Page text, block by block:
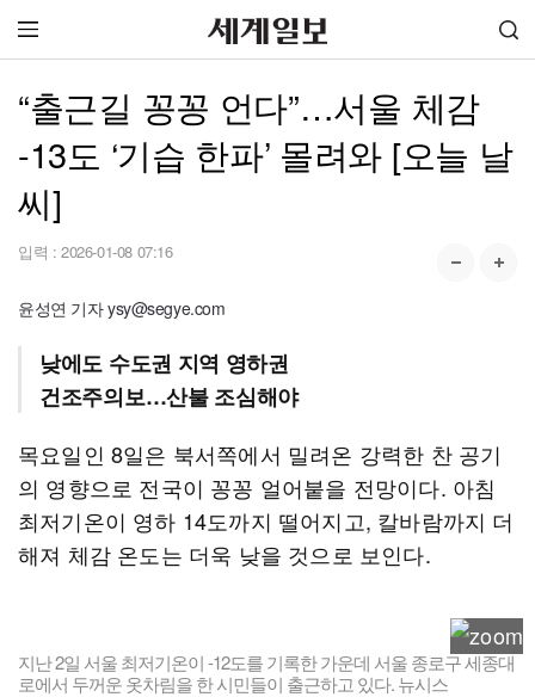
“출근길 꽁꽁 언다”…서울 체감
-13도 ‘기습 한파’ 몰려와 [오늘 날
씨]
입력 : 2026-01-08 07:16
윤성연 기자 ysy@segye.com
낮에도 수도권 지역 영하권
건조주의보…산불 조심해야
목요일인 8일은 북서쪽에서 밀려온 강력한 찬 공기
의 영향으로 전국이 꽁꽁 얼어붙을 전망이다. 아침
최저기온이 영하 14도까지 떨어지고, 칼바람까지 더
해져 체감 온도는 더욱 낮을 것으로 보인다.
지난 2일 서울 최저기온이 -12도를 기록한 가운데 서울 종로구 세종대
로에서 두꺼운 옷차림을 한 시민들이 출근하고 있다. 뉴시스